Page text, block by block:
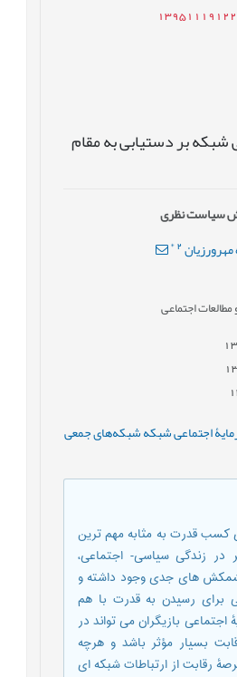
شبکه بر دستیابی به مقام
سیاست نظری
2
*
اجتماعی
اجتماعی شبکه شبکه‌های جمعی
کسب قدرت به مثابه مهم ترین
در زندگی سیاسی- اجتماعی،
های جدی وجود داشته و
برای رسیدن به قدرت با هم
بازیگران می تواند در
بسیار مؤثر باشد و هرچه
رقابت از ارتباطات شبکه ای